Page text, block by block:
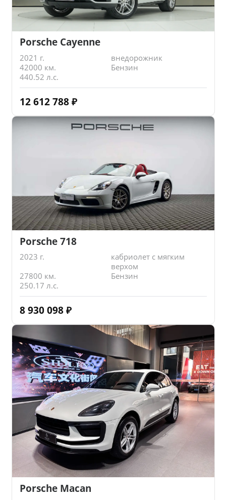
Porsche Cayenne
2021 г.
внедорожник
42000 км.
Бензин
440.52 л.с.
12 612 788 ₽
Porsche 718
2023 г.
кабриолет с мягким
верхом
27800 км.
Бензин
250.17 л.с.
8 930 098 ₽
Porsche Macan